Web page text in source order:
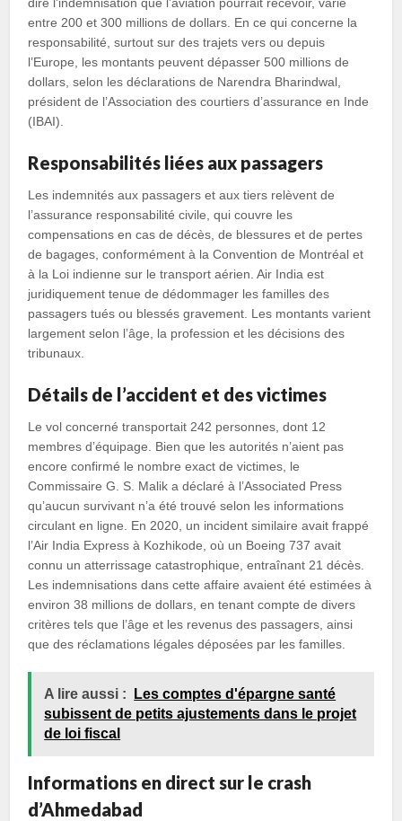
entre 200 et 300 millions de dollars. En ce qui concerne la
responsabilité, surtout sur des trajets vers ou depuis
l’Europe, les montants peuvent dépasser 500 millions de
dollars, selon les déclarations de Narendra Bharindwal,
président de l’Association des courtiers d’assurance en Inde
(IBAI).
Responsabilités liées aux passagers
Les indemnités aux passagers et aux tiers relèvent de
l’assurance responsabilité civile, qui couvre les
compensations en cas de décès, de blessures et de pertes
de bagages, conformément à la Convention de Montréal et
à la Loi indienne sur le transport aérien. Air India est
juridiquement tenue de dédommager les familles des
passagers tués ou blessés gravement. Les montants varient
largement selon l’âge, la profession et les décisions des
tribunaux.
Détails de l’accident et des victimes
Le vol concerné transportait 242 personnes, dont 12
membres d’équipage. Bien que les autorités n’aient pas
encore confirmé le nombre exact de victimes, le
Commissaire G. S. Malik a déclaré à l’Associated Press
qu’aucun survivant n’a été trouvé selon les informations
circulant en ligne. En 2020, un incident similaire avait frappé
l’Air India Express à Kozhikode, où un Boeing 737 avait
connu un atterrissage catastrophique, entraînant 21 décès.
Les indemnisations dans cette affaire avaient été estimées à
environ 38 millions de dollars, en tenant compte de divers
critères tels que l’âge et les revenus des passagers, ainsi
que des réclamations légales déposées par les familles.
A lire aussi :
Les comptes d'épargne santé
subissent de petits ajustements dans le projet
de loi fiscal
Informations en direct sur le crash
d’Ahmedabad